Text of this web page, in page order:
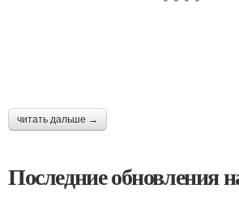
читать дальше →
Последние обновления